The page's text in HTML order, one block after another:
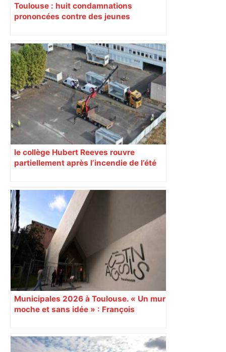
Toulouse : huit condamnations
prononcées contre des jeunes
le collège Hubert Reeves rouvre
partiellement après l’incendie de l’été
Municipales 2026 à Toulouse. « Un mur
moche et sans idée » : François
Augustins